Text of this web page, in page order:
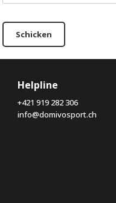
Schicken
Helpline
+421 919 282 306
info@domivosport.ch